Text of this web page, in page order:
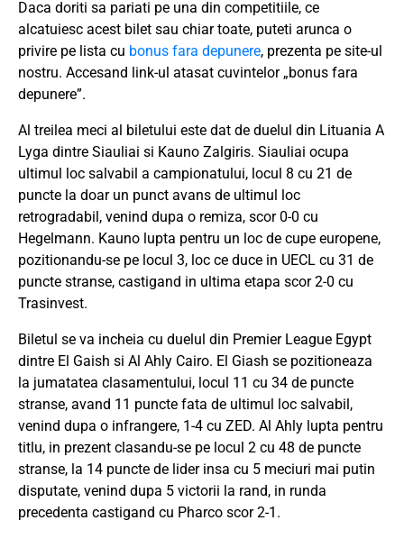
Daca doriti sa pariati pe una din competitiile, ce
alcatuiesc acest bilet sau chiar toate, puteti arunca o
privire pe lista cu bonus fara depunere, prezenta pe site-ul
nostru. Accesand link-ul atasat cuvintelor „bonus fara
depunere”.
Al treilea meci al biletului este dat de duelul din Lituania A
Lyga dintre Siauliai si Kauno Zalgiris. Siauliai ocupa
ultimul loc salvabil a campionatului, locul 8 cu 21 de
puncte la doar un punct avans de ultimul loc
retrogradabil, venind dupa o remiza, scor 0-0 cu
Hegelmann. Kauno lupta pentru un loc de cupe europene,
pozitionandu-se pe locul 3, loc ce duce in UECL cu 31 de
puncte stranse, castigand in ultima etapa scor 2-0 cu
Trasinvest.
Biletul se va incheia cu duelul din Premier League Egypt
dintre El Gaish si Al Ahly Cairo. El Giash se pozitioneaza
la jumatatea clasamentului, locul 11 cu 34 de puncte
stranse, avand 11 puncte fata de ultimul loc salvabil,
venind dupa o infrangere, 1-4 cu ZED. Al Ahly lupta pentru
titlu, in prezent clasandu-se pe locul 2 cu 48 de puncte
stranse, la 14 puncte de lider insa cu 5 meciuri mai putin
disputate, venind dupa 5 victorii la rand, in runda
precedenta castigand cu Pharco scor 2-1.